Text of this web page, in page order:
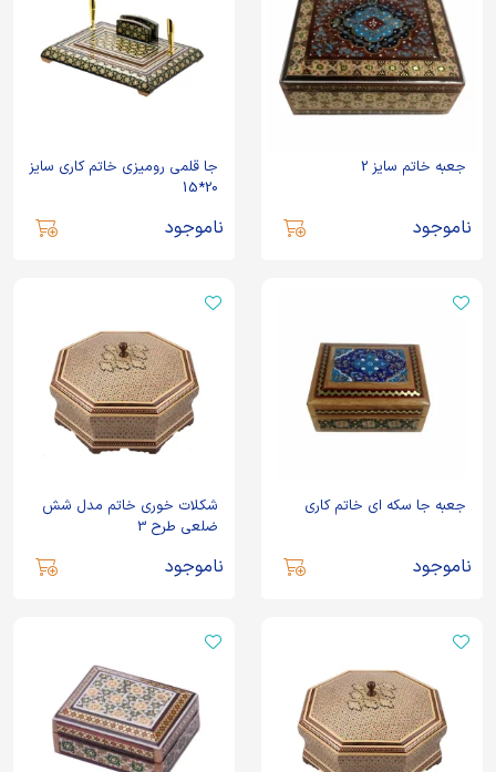
جعبه خاتم سایز 2
ناموجود
جا قلمی رومیزی خاتم کاری سایز
20*15
ناموجود
جعبه جا سکه ای خاتم کاری
ناموجود
شکلات خوری خاتم مدل شش
ضلعی طرح 3
ناموجود